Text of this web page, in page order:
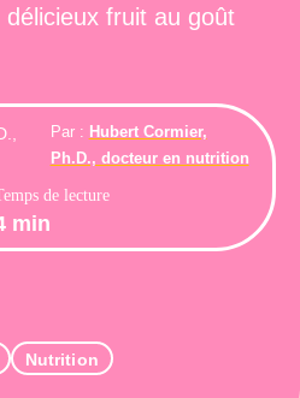
fruit au goût
Par : Hubert Cormier,
Ph.D., docteur en nutrition
de lecture
min
Nutrition